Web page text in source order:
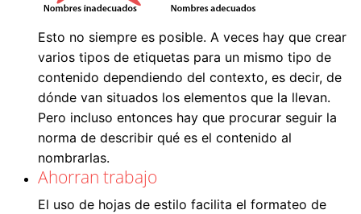
Esto no siempre es posible. A veces hay que crear
varios tipos de etiquetas para un mismo tipo de
contenido dependiendo del contexto, es decir, de
dónde van situados los elementos que la llevan.
Pero incluso entonces hay que procurar seguir la
norma de describir qué es el contenido al
nombrarlas.
Ahorran trabajo
El uso de hojas de estilo facilita el formateo de